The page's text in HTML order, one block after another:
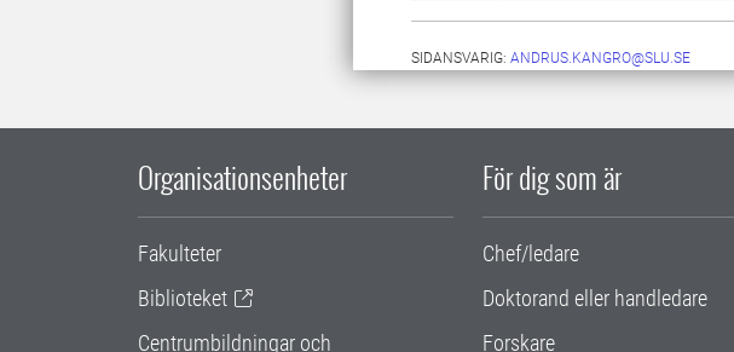
SIDANSVARIG: ANDRUS.KANGRO@SLU.SE
Organisationsenheter
Fakulteter
Biblioteket
Centrumbildningar och
För dig som är
Chef/ledare
Doktorand eller handledare
Forskare